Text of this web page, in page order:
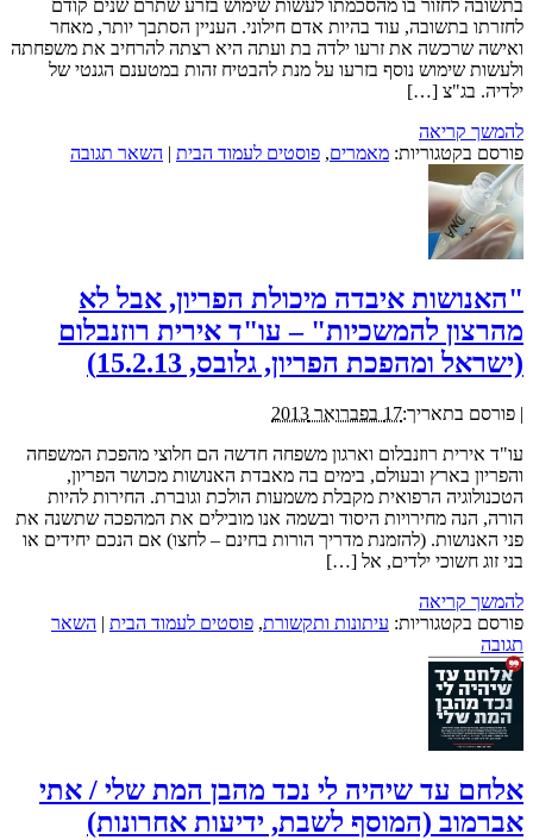
בתשובה לחזור בו מהסכמתו לעשות שימוש בזרע שתרם שנים קודם
לחזרתו בתשובה, עוד בהיות אדם חילוני. העניין הסתבך יותר, מאחר
ואישה שרכשה את זרעו ילדה בת ועתה היא רצתה להרחיב את משפחתה
ולעשות שימוש נוסף בזרעו על מנת להבטיח זהות במטענם הגנטי של
ילדיה. בג"צ […]
להמשך קריאה
פורסם בקטגוריות: מאמרים, פוסטים לעמוד הבית | השאר תגובה
"האנושות איבדה מיכולת הפריון, אבל לא
מהרצון להמשכיות" – עו"ד אירית רוזנבלום
(ישראל ומהפכת הפריון, גלובס, 15.2.13)
| פורסם בתאריך:17 בפברואר 2013
עו"ד אירית רוזנבלום וארגון משפחה חדשה הם חלוצי מהפכת המשפחה
והפריון בארץ ובעולם, בימים בה מאבדת האנושות מכושר הפריון,
הטכנולוגיה הרפואית מקבלת משמעות הולכת וגוברת. החירות להיות
הורה, הנה מחירויות היסוד ובשמה אנו מובילים את המהפכה שתשנה את
פני האנושות. (להזמנת מדריך הורות בחינם – לחצו) אם הנכם יחידים או
בני זוג חשוכי ילדים, אל […]
להמשך קריאה
פורסם בקטגוריות: עיתונות ותקשורת, פוסטים לעמוד הבית | השאר
תגובה
אלחם עד שיהיה לי נכד מהבן המת שלי / אתי
אברמוב (המוסף לשבת, ידיעות אחרונות)